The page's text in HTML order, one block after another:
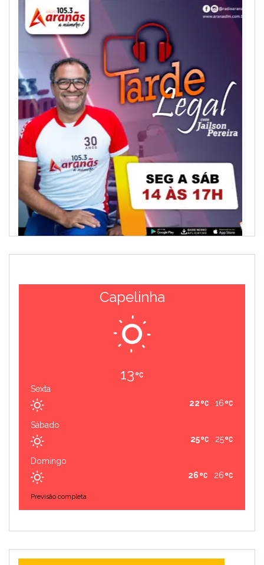
Capelinha
13
Sexta
16
22
Sábado
25
25
Domingo
26
26
Previsão completa